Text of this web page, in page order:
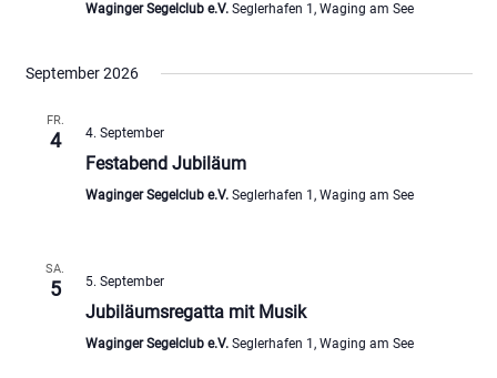
Waginger Segelclub e.V. Seglerhafen 1, Waging am See
September 2026
FR.
4 4. September
Festabend Jubiläum
Waginger Segelclub e.V. Seglerhafen 1, Waging am See
SA.
5 5. September
Jubiläumsregatta mit Musik
Waginger Segelclub e.V. Seglerhafen 1, Waging am See